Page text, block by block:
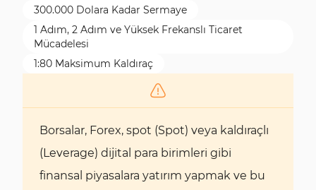
300.000 Dolara Kadar Sermaye
1 Adım, 2 Adım ve Yüksek Frekanslı Ticaret
Mücadelesi
1:80 Maksimum Kaldıraç
Borsalar, Forex, spot (Spot) veya kaldıraçlı
(Leverage) dijital para birimleri gibi
finansal piyasalara yatırım yapmak ve bu